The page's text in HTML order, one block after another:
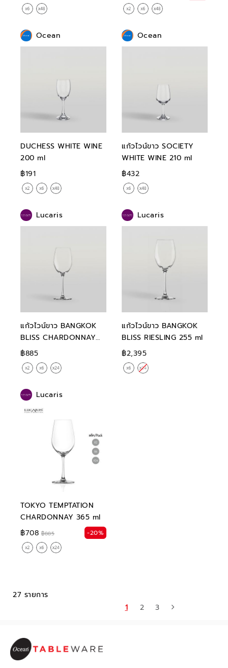
Ocean
DUCHESS WHITE WINE
200 ml
฿191
Ocean
แก้วไวน์ขาว SOCIETY
WHITE WINE 210 ml
฿432
Lucaris
แก้วไวน์ขาว BANGKOK
BLISS CHARDONNAY
355 ml
฿885
Lucaris
แก้วไวน์ขาว BANGKOK
BLISS RIESLING 255 ml
฿2,395
Lucaris
TOKYO TEMPTATION
CHARDONNAY 365 ml
฿708 ฿885 -20%
27 รายการ
1
2 3